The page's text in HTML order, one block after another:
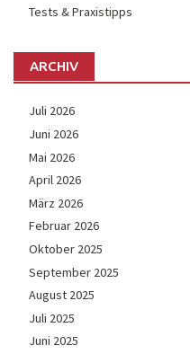
Tests & Praxistipps
ARCHIV
Juli 2026
Juni 2026
Mai 2026
April 2026
März 2026
Februar 2026
Oktober 2025
September 2025
August 2025
Juli 2025
Juni 2025